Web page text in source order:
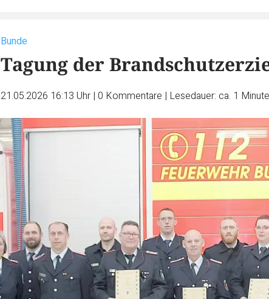
Bunde
Tagung der
21.05.2026 16:13 Uhr | 0 Kommentare | Lesedauer: ca. 1 Minute